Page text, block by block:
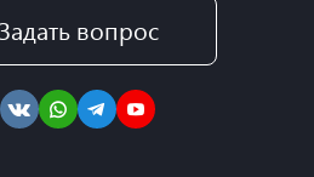
Задать вопрос